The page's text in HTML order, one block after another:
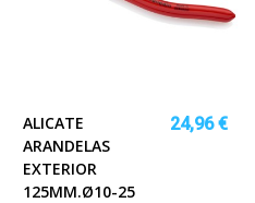
ALICATE
ARANDELAS
EXTERIOR
125MM.Ø10-25
24,96 €